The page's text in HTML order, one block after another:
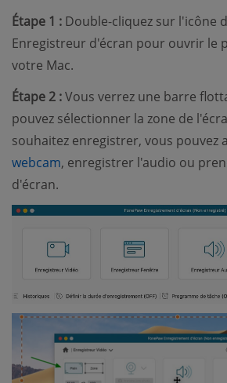
Étape 1 : Double-cliquez sur l'icône
Enregistreur d'écran pour ouvrir le
votre Mac.
Étape 2 :Vous verrez une barre
pouvez sélectionner la zone de
souhaitez enregistrer, vous pouvez
webcam, enregistrer l'audio ou
d'écran.